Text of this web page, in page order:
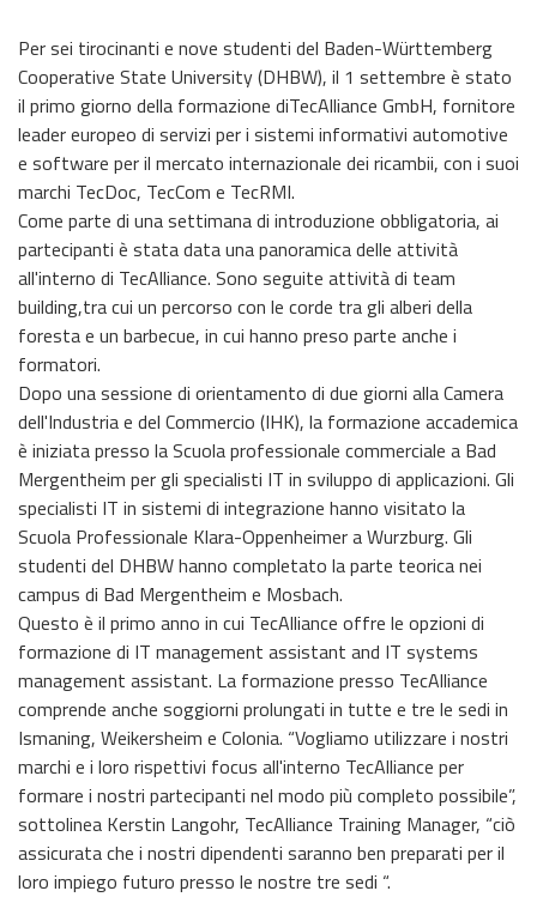
Per sei tirocinanti e nove studenti del Baden-Württemberg
Cooperative State University (DHBW), il 1 settembre è stato
il primo giorno della formazione diTecAlliance GmbH, fornitore
leader europeo di servizi per i sistemi informativi automotive
e software per il mercato internazionale dei ricambii, con i suoi
marchi TecDoc, TecCom e TecRMI.
Come parte di una settimana di introduzione obbligatoria, ai
partecipanti è stata data una panoramica delle attività
all'interno di TecAlliance. Sono seguite attività di team
building,tra cui un percorso con le corde tra gli alberi della
foresta e un barbecue, in cui hanno preso parte anche i
formatori.
Dopo una sessione di orientamento di due giorni alla Camera
dell'Industria e del Commercio (IHK), la formazione accademica
è iniziata presso la Scuola professionale commerciale a Bad
Mergentheim per gli specialisti IT in sviluppo di applicazioni. Gli
specialisti IT in sistemi di integrazione hanno visitato la
Scuola Professionale Klara-Oppenheimer a Wurzburg. Gli
studenti del DHBW hanno completato la parte teorica nei
campus di Bad Mergentheim e Mosbach.
Questo è il primo anno in cui TecAlliance offre le opzioni di
formazione di IT management assistant and IT systems
management assistant. La formazione presso TecAlliance
comprende anche soggiorni prolungati in tutte e tre le sedi in
Ismaning, Weikersheim e Colonia. “Vogliamo utilizzare i nostri
marchi e i loro rispettivi focus all'interno TecAlliance per
formare i nostri partecipanti nel modo più completo possibile”,
sottolinea Kerstin Langohr, TecAlliance Training Manager, “ciò
assicurata che i nostri dipendenti saranno ben preparati per il
loro impiego futuro presso le nostre tre sedi “.